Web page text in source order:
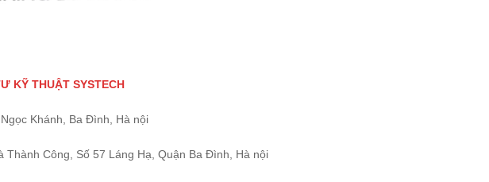
KỸ THUẬT SYSTECH
Khánh, Ba Đình, Hà nội
Thành Công, Số 57 Láng Hạ, Quận Ba Đình, Hà nội